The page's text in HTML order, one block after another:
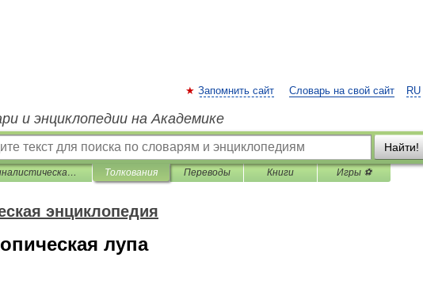
RU
Запомнить сайт Словарь на свой сайт
и энциклопедии на Академике
Найти!
Криминалистическая энциклопедия Толкования Переводы Книги Игры ⚽
энциклопедия
лупа